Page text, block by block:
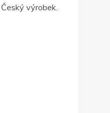
výrobek.